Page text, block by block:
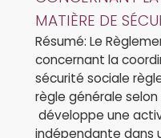
MATIÈRE DE
Résumé: Le
concernant la
sécurité sociale
règle générale selon
développe une
indépendante dans